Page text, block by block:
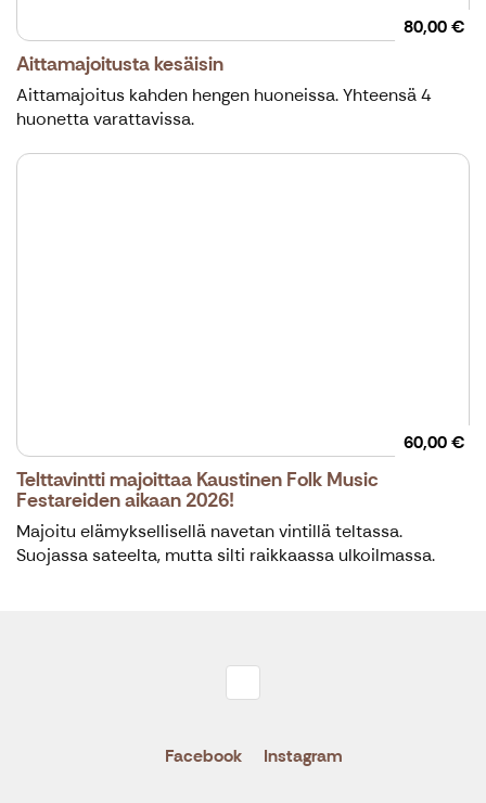
80,00 €
Aittamajoitusta kesäisin
Aittamajoitus kahden hengen huoneissa. Yhteensä 4
huonetta varattavissa.
60,00 €
Telttavintti majoittaa Kaustinen Folk Music
Festareiden aikaan 2026!
Majoitu elämyksellisellä navetan vintillä teltassa.
Suojassa sateelta, mutta silti raikkaassa ulkoilmassa.
Facebook Instagram